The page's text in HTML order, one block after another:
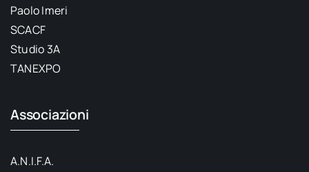
Paolo Imeri
SCACF
Studio 3A
TANEXPO
Associazioni
A.N.I.F.A.